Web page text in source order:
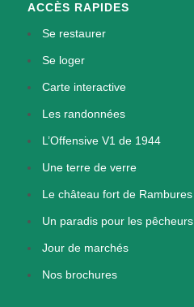
ACCÈS RAPIDES
Se restaurer
Se loger
Carte interactive
Les randonnées
L’Offensive V1 de 1944
Une terre de verre
Le château fort de Rambures
Un paradis pour les pêcheurs
Jour de marchés
Nos brochures